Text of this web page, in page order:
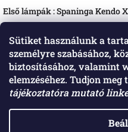
Sütiket használunk a
személyre szabásához,
biztosításához, valamint
elemzéséhez. Tudjon meg
tájékoztatóra mutató
Első lámpák :Spaninga Kendo
Maximális terhelés :125 kg
Súly :27,3 kg - 27,4 kg